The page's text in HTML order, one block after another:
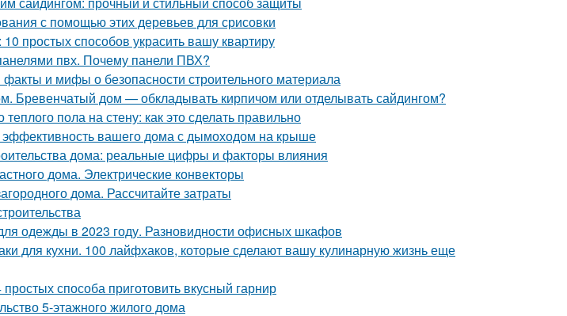
с помощью этих деревьев для срисовки
простых способов украсить вашу квартиру
пвх. Почему панели ПВХ?
и мифы о безопасности строительного материала
Бревенчатый дом — обкладывать кирпичом или отделывать сайдингом?
теплого пола на стену: как это сделать правильно
эффективность вашего дома с дымоходом на крыше
дома: реальные цифры и факторы влияния
дома. Электрические конвекторы
дома. Рассчитайте затраты
одежды в 2023 году. Разновидности офисных шкафов
для кухни. 100 лайфхаков, которые сделают вашу кулинарную жизнь еще
способа приготовить вкусный гарнир
5-этажного жилого дома